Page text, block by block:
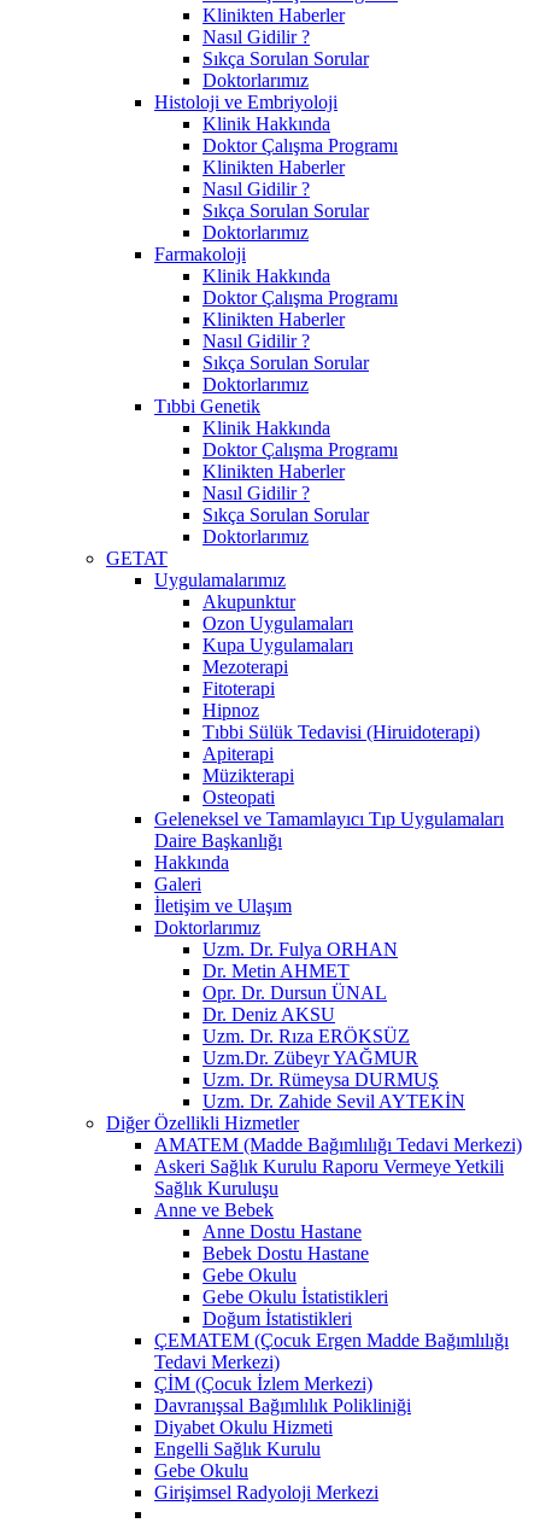
Klinikten Haberler
Nasıl Gidilir ?
Sıkça Sorulan Sorular
Doktorlarımız
Histoloji ve Embriyoloji
Klinik Hakkında
Doktor Çalışma Programı
Klinikten Haberler
Nasıl Gidilir ?
Sıkça Sorulan Sorular
Doktorlarımız
Farmakoloji
Klinik Hakkında
Doktor Çalışma Programı
Klinikten Haberler
Nasıl Gidilir ?
Sıkça Sorulan Sorular
Doktorlarımız
Tıbbi Genetik
Klinik Hakkında
Doktor Çalışma Programı
Klinikten Haberler
Nasıl Gidilir ?
Sıkça Sorulan Sorular
Doktorlarımız
GETAT
Uygulamalarımız
Akupunktur
Ozon Uygulamaları
Kupa Uygulamaları
Mezoterapi
Fitoterapi
Hipnoz
Tıbbi Sülük Tedavisi (Hiruidoterapi)
Apiterapi
Müzikterapi
Osteopati
Geleneksel ve Tamamlayıcı Tıp Uygulamaları
Daire Başkanlığı
Hakkında
Galeri
İletişim ve Ulaşım
Doktorlarımız
Uzm. Dr. Fulya ORHAN
Dr. Metin AHMET
Opr. Dr. Dursun ÜNAL
Dr. Deniz AKSU
Uzm. Dr. Rıza ERÖKSÜZ
Uzm.Dr. Zübeyr YAĞMUR
Uzm. Dr. Rümeysa DURMUŞ
Uzm. Dr. Zahide Sevil AYTEKİN
Diğer Özellikli Hizmetler
AMATEM (Madde Bağımlılığı Tedavi Merkezi)
Askeri Sağlık Kurulu Raporu Vermeye Yetkili
Sağlık Kuruluşu
Anne ve Bebek
Anne Dostu Hastane
Bebek Dostu Hastane
Gebe Okulu
Gebe Okulu İstatistikleri
Doğum İstatistikleri
ÇEMATEM (Çocuk Ergen Madde Bağımlılığı
Tedavi Merkezi)
ÇİM (Çocuk İzlem Merkezi)
Davranışsal Bağımlılık Polikliniği
Diyabet Okulu Hizmeti
Engelli Sağlık Kurulu
Gebe Okulu
Girişimsel Radyoloji Merkezi